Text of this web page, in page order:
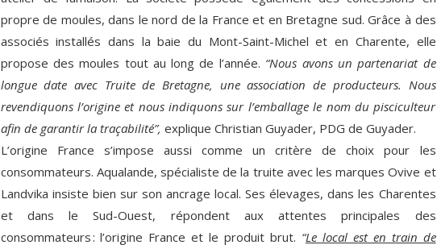
propre de moules, dans le nord de la France et en Bretagne sud. Grâce à des
associés installés dans la baie du Mont-Saint-Michel et en Charente, elle
propose des moules tout au long de l’année. “Nous avons un partenariat de
longue date avec Truite de Bretagne, une association de producteurs. Nous
revendiquons l’origine et nous indiquons sur l’emballage le nom du pisciculteur
afin de garantir la traçabilité”, explique Christian Guyader, PDG de Guyader.
L’origine France s’impose aussi comme un critère de choix pour les
consommateurs. Aqualande, spécialiste de la truite avec les marques Ovive et
Landvika insiste bien sur son ancrage local. Ses élevages, dans les Charentes
et dans le Sud-Ouest, répondent aux attentes principales des
consommateurs : l’origine France et le produit brut. “Le local est en train de